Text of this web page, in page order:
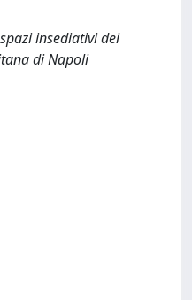
insediativi dei
di Napoli